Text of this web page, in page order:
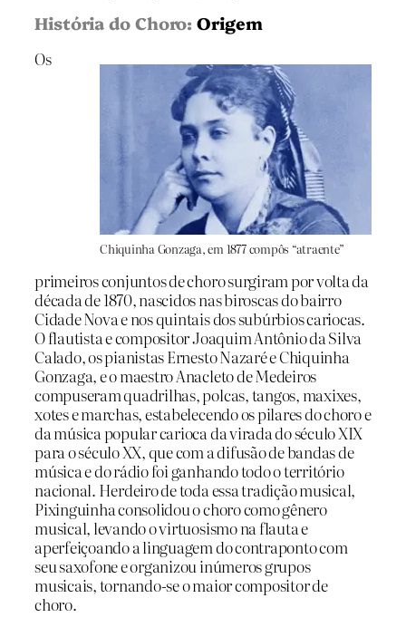
História do Choro: Origem
Chiquinha Gonzaga, em 1877 compôs “atraente”
Os
primeiros conjuntos de choro surgiram por volta da
década de 1870, nascidos nas biroscas do bairro
Cidade Nova e nos quintais dos subúrbios cariocas.
O flautista e compositor Joaquim Antônio da Silva
Calado, os pianistas Ernesto Nazaré e Chiquinha
Gonzaga, e o maestro Anacleto de Medeiros
compuseram quadrilhas, polcas, tangos, maxixes,
xotes e marchas, estabelecendo os pilares do choro e
da música popular carioca da virada do século XIX
para o século XX, que com a difusão de bandas de
música e do rádio foi ganhando todo o território
nacional. Herdeiro de toda essa tradição musical,
Pixinguinha consolidou o choro como gênero
musical, levando o virtuosismo na flauta e
aperfeiçoando a linguagem do contraponto com
seu saxofone e organizou inúmeros grupos
musicais, tornando-se o maior compositor de
choro.